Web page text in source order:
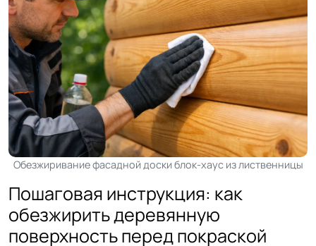
Обезжиривание фасадной доски блок-хаус из лиственницы
Пошаговая инструкция: как
обезжирить деревянную
поверхность перед покраской